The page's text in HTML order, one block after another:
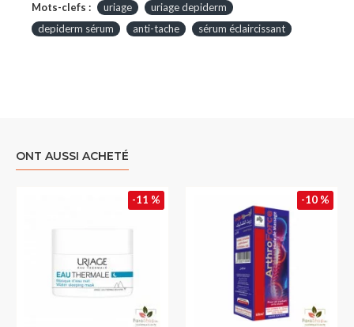
Mots-clefs : uriage
uriage depiderm
depiderm sérum
anti-tache sérum éclaircissant
ONT AUSSI ACHETÉ
-11 % -10 %